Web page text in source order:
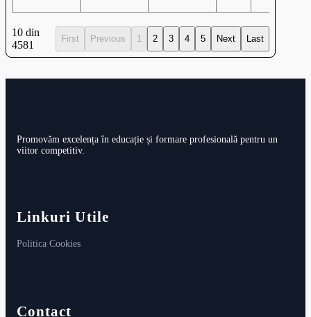
10 din
4581
First Previous 1 2 3 4 5 Next Last
Promovăm excelența în educație și formare profesională pentru un
viitor competitiv.
Linkuri Utile
Politica Cookies
Contact